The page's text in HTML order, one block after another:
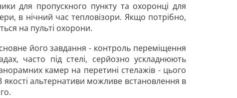
для пропускного пункту та охоронці для
в нічний час тепловізори. Якщо потрібно,
на пульті охорони.
його завдання - контроль переміщення
часто під стелі, серйозно ускладнюють
камер на перетині стелажів - цього
якості альтернативи можливе встановлення в